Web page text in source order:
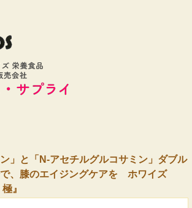
ン」と「N-アセチルグルコサミン」ダブル
、膝のエイジングケアを ホワイズ
』